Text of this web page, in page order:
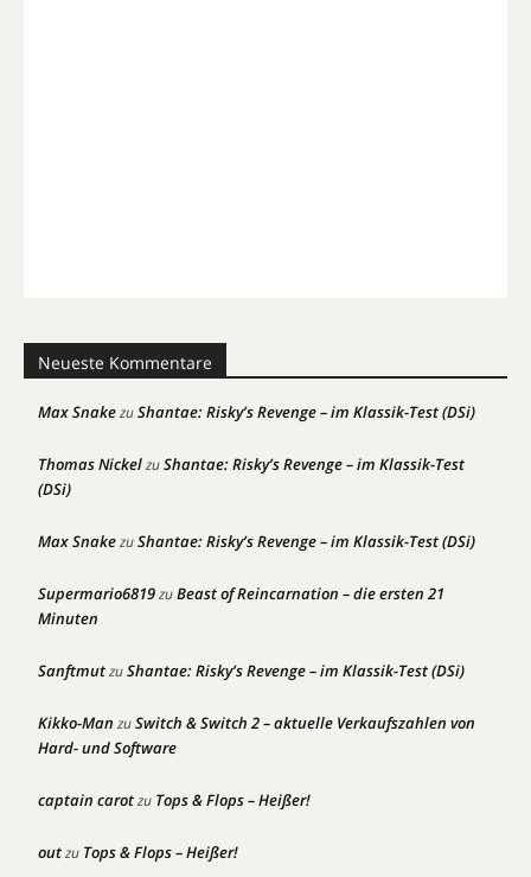
Neueste Kommentare
Max SnakezuShantae: Risky’s Revenge – im Klassik-Test (DSi)
Thomas NickelzuShantae: Risky’s Revenge – im Klassik-Test
(DSi)
Max SnakezuShantae: Risky’s Revenge – im Klassik-Test (DSi)
Supermario6819zuBeast of Reincarnation – die ersten 21
Minuten
SanftmutzuShantae: Risky’s Revenge – im Klassik-Test (DSi)
Kikko-Man zuSwitch & Switch 2 – aktuelle Verkaufszahlen von
Hard- und Software
captain carotzu Tops & Flops – Heißer!
outzu Tops & Flops – Heißer!